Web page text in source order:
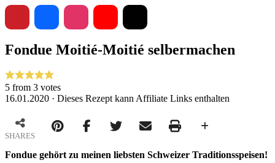
Fondue Moitié-Moitié selbermachen
5 from 3 votes
16.01.2020 · Dieses Rezept kann Affiliate Links enthalten
SHARES
Fondue gehört zu meinen liebsten Schweizer Traditionsspeisen!